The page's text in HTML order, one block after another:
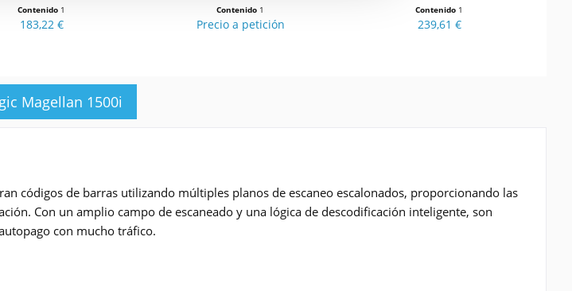
Contenido 1
183,22 €
Contenido 1
Precio a petición
Contenido 1
239,61 €
Magellan 1500i
códigos de barras utilizando múltiples planos de escaneo escalonados, proporcionando las
Con un amplio campo de escaneado y una lógica de descodificación inteligente, son
con mucho tráfico.